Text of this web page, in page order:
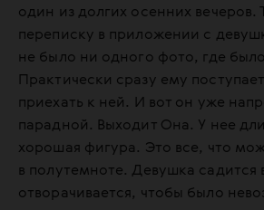
один из долгих осенних вечеров.
переписку в приложении с
не было ни одного фото, где
Практически сразу ему
приехать к ней. И вот он уже
парадной. Выходит Она. У нее
хорошая фигура. Это все, что
в полутемноте. Девушка садится
отворачивается, чтобы было